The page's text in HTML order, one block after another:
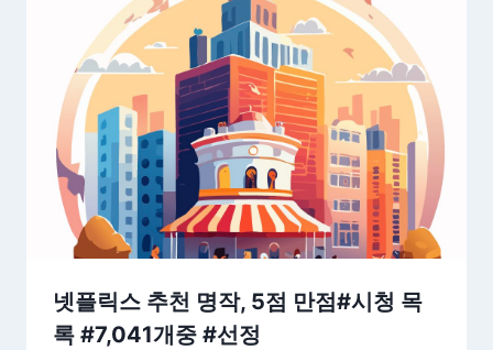
넷플릭스 추천 명작, 5점 만점#시청 목
록 #7,041개중 #선정